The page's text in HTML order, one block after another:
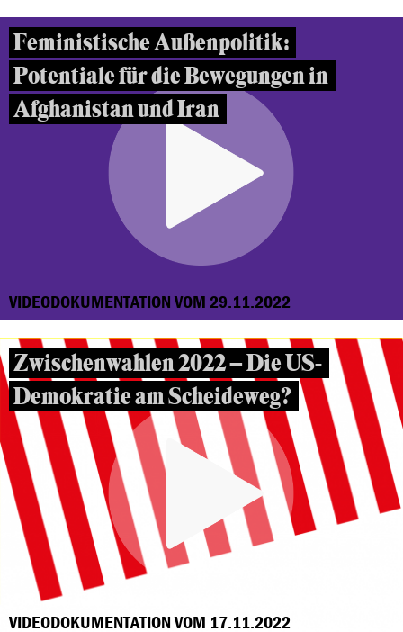
Feministische Außenpolitik:
Potentiale für die Bewegungen in
Afghanistan und Iran
VIDEODOKUMENTATION VOM 29.11.2022
Zwischenwahlen 2022 – Die US-
Demokratie am Scheideweg?
VIDEODOKUMENTATION VOM 17.11.2022